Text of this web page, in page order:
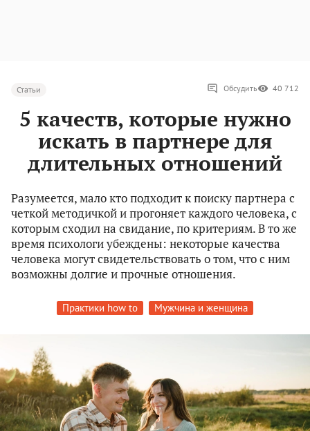
Статьи Обсудить 40 712
5 качеств, которые нужно
искать в партнере для
длительных отношений
Разумеется, мало кто подходит к поиску партнера с
четкой методичкой и прогоняет каждого человека, с
которым сходил на свидание, по критериям. В то же
время психологи убеждены: некоторые качества
человека могут свидетельствовать о том, что с ним
возможны долгие и прочные отношения.
Практики how to Мужчина и женщина